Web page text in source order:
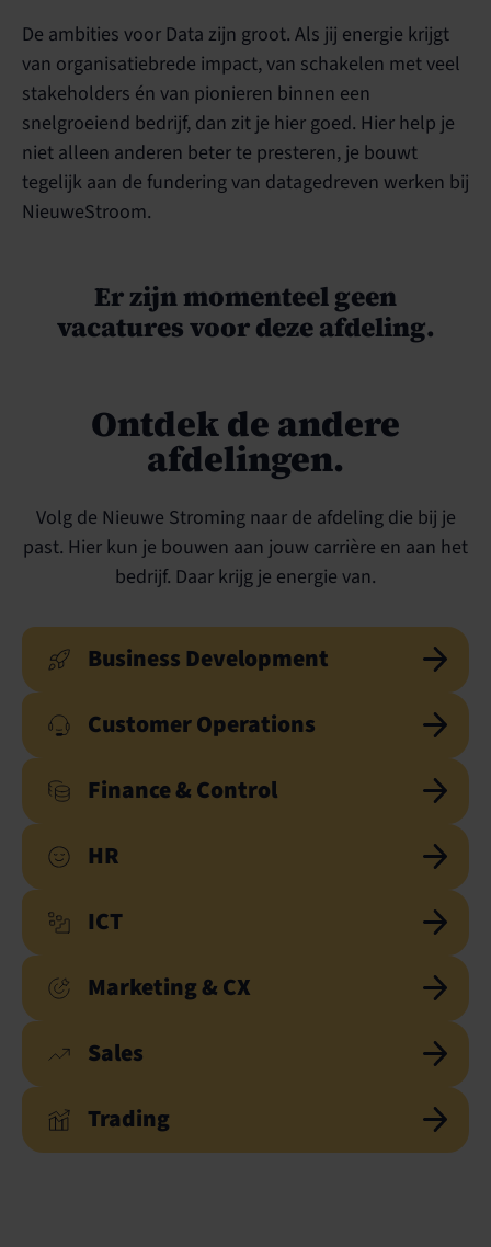
De ambities voor Data zijn groot. Als jij energie krijgt
van organisatiebrede impact, van schakelen met veel
stakeholders én van pionieren binnen een
snelgroeiend bedrijf, dan zit je hier goed. Hier help je
niet alleen anderen beter te presteren, je bouwt
tegelijk aan de fundering van datagedreven werken bij
NieuweStroom.
Er zijn momenteel geen
vacatures voor deze afdeling.
Ontdek de andere
afdelingen.
Volg de Nieuwe Stroming naar de afdeling die bij je
past. Hier kun je bouwen aan jouw carrière en aan het
bedrijf. Daar krijg je energie van.
Business Development
Customer Operations
Finance & Control
HR
ICT
Marketing & CX
Sales
Trading